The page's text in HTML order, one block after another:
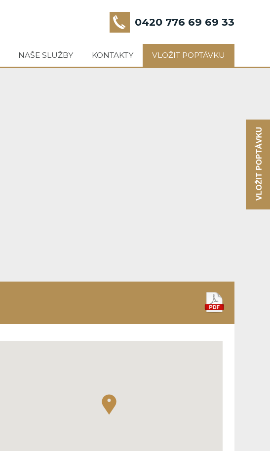
0420 776 69 69 33
NAŠE SLUŽBY KONTAKTY VLOŽIT POPTÁVKU